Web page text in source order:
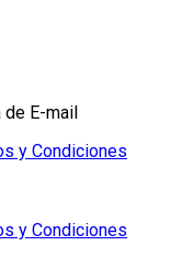
de E-mail
y Condiciones
y Condiciones